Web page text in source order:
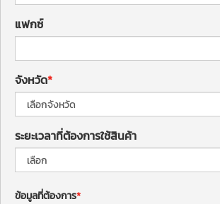
แฟกซ์
จังหวัด
ระยะเวลาที่ต้องการใช้สินค้า
ข้อมูลที่ต้องการ